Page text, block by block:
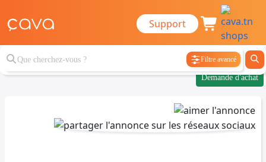
Support
Filtre avancé
Demande d'achat